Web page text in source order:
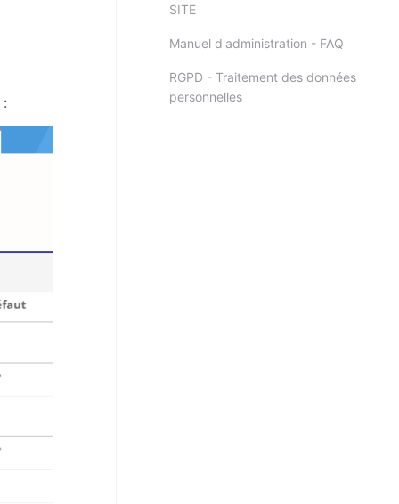
SITE
Manuel d'administration - FAQ
RGPD - Traitement des données
personnelles